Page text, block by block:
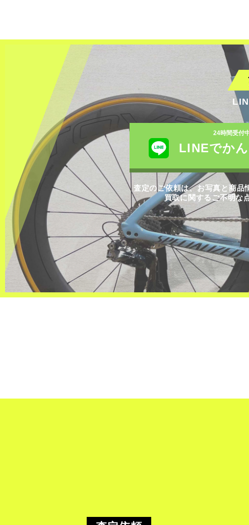
24時間受付
LINEでか
査定のご依頼は、お写真と商
買取に関するご不明な